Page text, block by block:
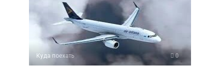
Куда поехать 0